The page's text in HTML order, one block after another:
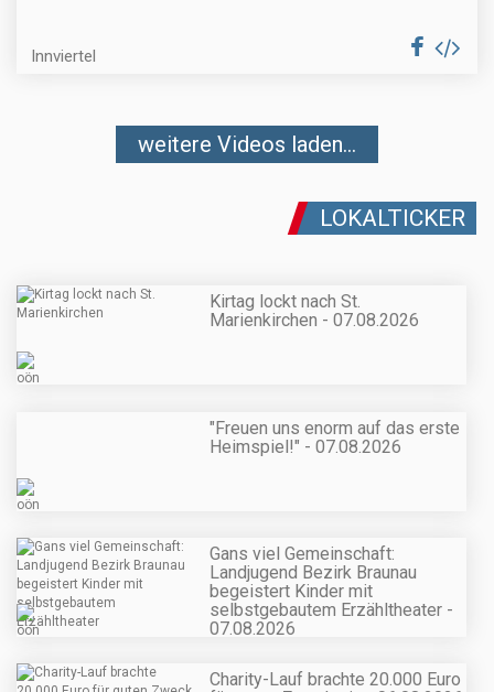
Innviertel
weitere Videos laden...
LOKALTICKER
Kirtag lockt nach St.
Marienkirchen - 07.08.2026
"Freuen uns enorm auf das erste
Heimspiel!" - 07.08.2026
Gans viel Gemeinschaft:
Landjugend Bezirk Braunau
begeistert Kinder mit
selbstgebautem Erzähltheater -
07.08.2026
Charity-Lauf brachte 20.000 Euro